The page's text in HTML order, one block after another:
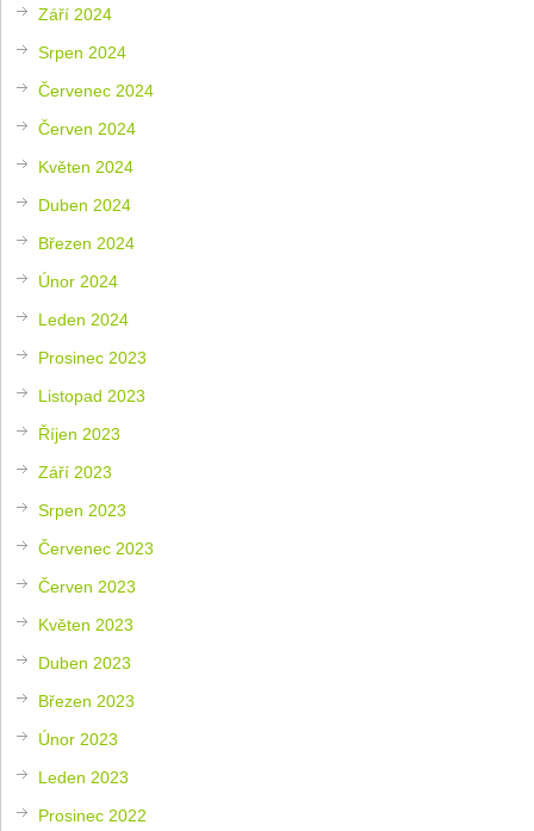
Září 2024
Srpen 2024
Červenec 2024
Červen 2024
Květen 2024
Duben 2024
Březen 2024
Únor 2024
Leden 2024
Prosinec 2023
Listopad 2023
Říjen 2023
Září 2023
Srpen 2023
Červenec 2023
Červen 2023
Květen 2023
Duben 2023
Březen 2023
Únor 2023
Leden 2023
Prosinec 2022